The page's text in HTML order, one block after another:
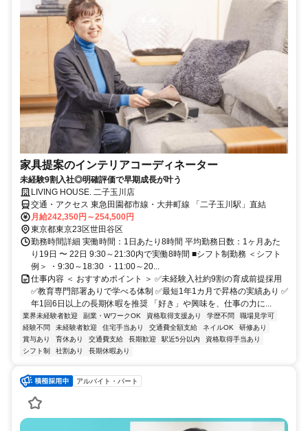
家具提案のインテリアコーディネーター
未経験9割入社◎明確評価で早期成長が叶う
LIVING HOUSE. 二子玉川店
交通・アクセス 東急田園都市線・大井町線 「二子玉川駅」直結
月給242,350円～254,500円
東京都東京23区世田谷区
勤務時間詳細 実働時間：1日あたり8時間 平均勤務日数：1ヶ月あた
り19日 〜 22日 9:30～21:30内で実働8時間 ■シフト制勤務 ＜シフト
例＞ ・9:30～18:30 ・11:00～20...
仕事内容 ＜ おすすめポイント ＞ ✅未経験入社約9割の育成前提採用
✅教育専門部署ありで学べる体制 ✅最短1年1カ月で昇格の実績あり ✅
年1回6日以上の長期休暇を推奨 「好き」や興味を、仕事の力に...
業界未経験者歓迎 副業・WワークOK 資格取得支援あり 学歴不問
職場見学可
経験不問
未経験者歓迎 住宅手当あり 交通費全額支給 ネイルOK
研修あり
賞与あり
育休あり 交通費支給 長期歓迎 駅近5分以内
資格取得手当あり
シフト制
社割あり 長期休暇あり
アルバイト・パート